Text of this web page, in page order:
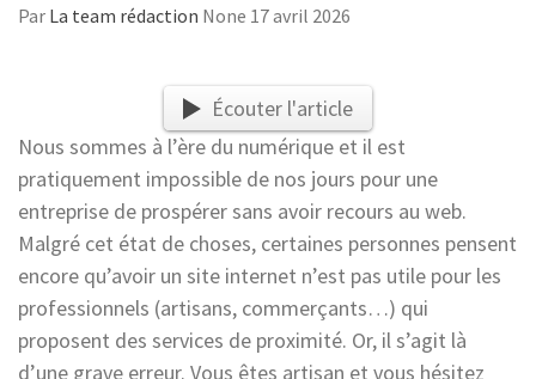
Par La team rédaction None 17 avril 2026
Écouter l'article
Nous sommes à l’ère du numérique et il est
pratiquement impossible de nos jours pour une
entreprise de prospérer sans avoir recours au web.
Malgré cet état de choses, certaines personnes pensent
encore qu’avoir un site internet n’est pas utile pour les
professionnels (artisans, commerçants…) qui
proposent des services de proximité. Or, il s’agit là
d’une grave erreur. Vous êtes artisan et vous hésitez